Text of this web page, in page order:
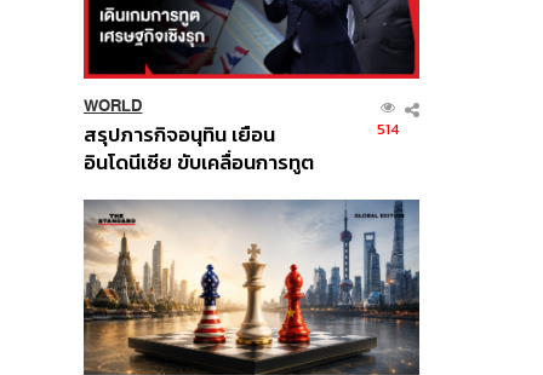
WORLD
สรุปภารกิจอนุทิน เยือน
อินโดนีเซีย ขับเคลื่อนการทูต
ส่วนยุทธศาสตร์ไทย –
อินโดนีเซีย
514